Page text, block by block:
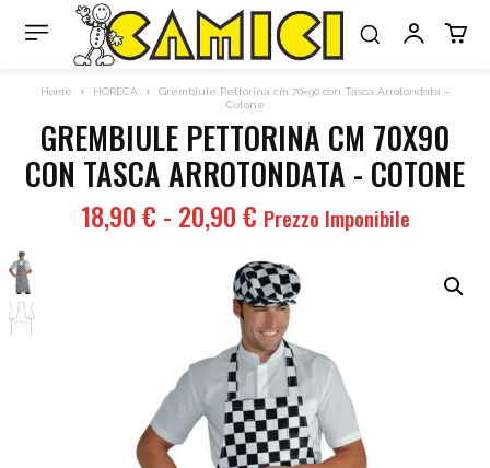
Home HORECA
Grembiule Pettorina cm 70×90 con Tasca Arrotondata –
Cotone
GREMBIULE PETTORINA CM 70X90
CON TASCA ARROTONDATA - COTONE
18,90€ - 20,90€Fascia
di
prezzo:
da
18,90 €
a
20,90 €
Prezzo Imponibile